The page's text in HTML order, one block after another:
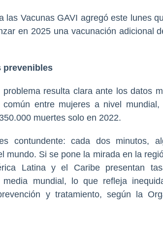
las Vacunas GAVI agregó este lunes
en 2025 una vacunación adicional
prevenibles
problema resulta clara ante los datos
entre mujeres a nivel mundial,
muertes solo en 2022.
contundente: cada dos minutos,
mundo. Si se pone la mirada en la
Latina y el Caribe presentan
mundial, lo que refleja
y tratamiento, según la